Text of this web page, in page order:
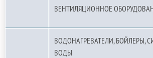
ВЕНТИЛЯЦИОННОЕ
ВОДОНАГРЕВАТЕЛИ, БОЙЛЕРЫ,
ВОДЫ